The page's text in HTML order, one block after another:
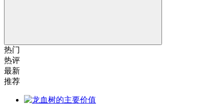
热门
热评
最新
推荐